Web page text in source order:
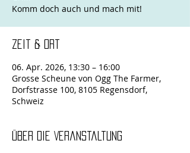
Komm doch auch und mach mit!
Zeit & Ort
06. Apr. 2026, 13:30 – 16:00
Grosse Scheune von Ogg The Farmer,
Dorfstrasse 100, 8105 Regensdorf,
Schweiz
Über die Veranstaltung